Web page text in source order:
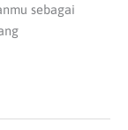
sebagai